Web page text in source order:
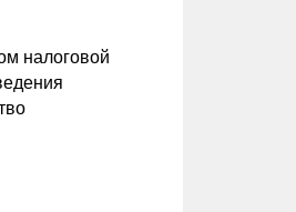
налоговой